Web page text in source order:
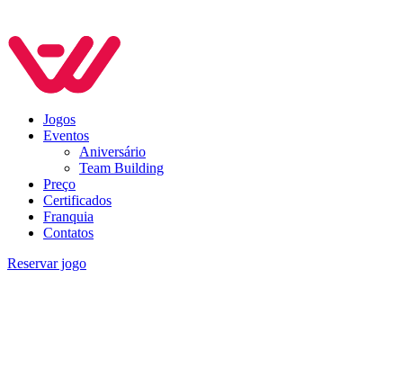
Jogos
Eventos
Aniversário
Team Building
Preço
Certificados
Franquia
Contatos
Reservar jogo